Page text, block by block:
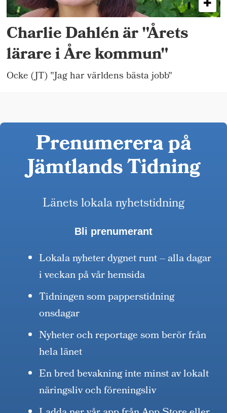
Charlie Dahlén är "Årets
lärare i Åre kommun"
Ocke (JT) "Jag har världens bästa jobb"
Prenumerera på
Jämtlands Tidning
Länets lokala nyhetstidning
Bli prenumerant
Lokala nyheter dygnet runt – alla dagar
i veckan på vår hemsida
Tidningen som papperstidning
onsdagar
Nyheter och reportage som berör från
hela länet
En bred bevakning inte minst av lokalt
näringsliv och föreningsliv